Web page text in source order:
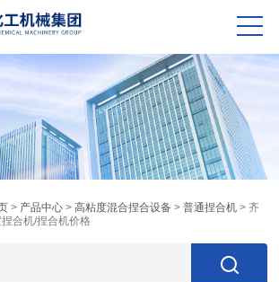
> 产品中心 >高粘度混合捏合设备 >普通捏合机 > 齐
合机/捏合机价格